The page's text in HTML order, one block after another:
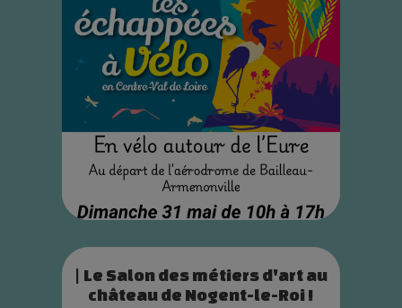
| Le Salon des métiers d'art au
château de Nogent-le-Roi !